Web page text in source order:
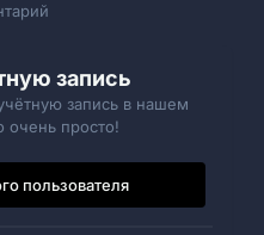
запись
запись в нашем
очень просто!
пользователя